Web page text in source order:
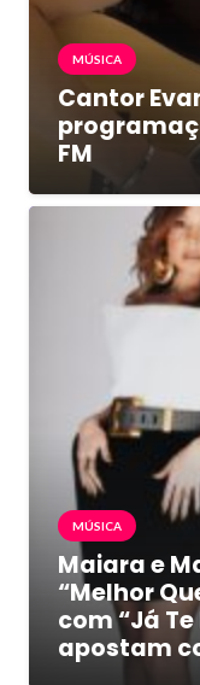
MÚSICA
Cantor
FM
MÚSICA
Maiara e
“Melhor
com “Já
apostam